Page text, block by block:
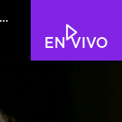
EN VIVO